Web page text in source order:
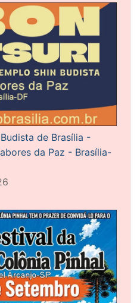
de Brasília -
da Paz - Brasília-